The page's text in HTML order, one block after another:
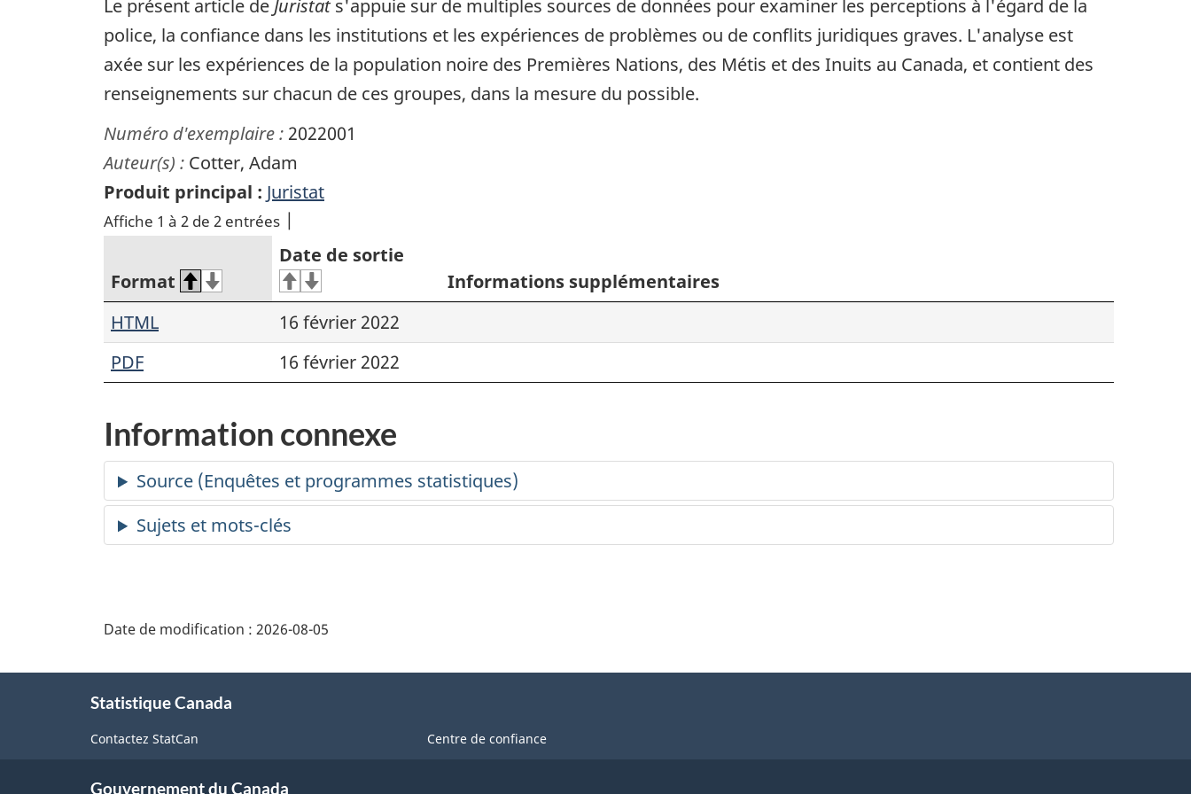
Le présent article deJuristats'appuie sur de multiples sources de données pour examiner les perceptions à l'égard de la
police, la confiance dans les institutions et les expériences de problèmes ou de conflits juridiques graves. L'analyse est
axée sur les expériences de la population noire des Premières Nations, des Métis et des Inuits au Canada, et contient des
renseignements sur chacun de ces groupes, dans la mesure du possible.
Numéro d'exemplaire : 2022001
Auteur(s) : Cotter, Adam
Produit principal : Juristat
Affiche 1 à 2 de 2 entrées
Format
Date de sortie
Informations supplémentaires
HTML
16 février 2022
PDF
16 février 2022
Information connexe
Date de modification : 2026-08-05
Statistique Canada
Contactez StatCan Centre de confiance
Gouvernement du Canada